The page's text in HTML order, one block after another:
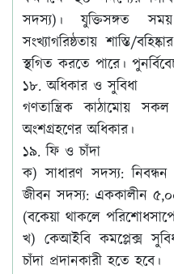
সদস্য)। যুক্তিসঙ্গত
সংখ্যাগরিষ্ঠতায় শাস্তি/
স্থগিত করতে পারে।
১৮. অধিকার ও সুবিধা
গণতান্ত্রিক কাঠামোয়
অংশগ্রহণের অধিকার।
১৯. ফি ও চাঁদা
ক) সাধারণ সদস্য: নিবন্ধন
জীবন সদস্য: এককালীন
(বকেয়া থাকলে
খ) কেআইবি কমপ্লেক্স
চাঁদা প্রদানকারী হতে হবে।